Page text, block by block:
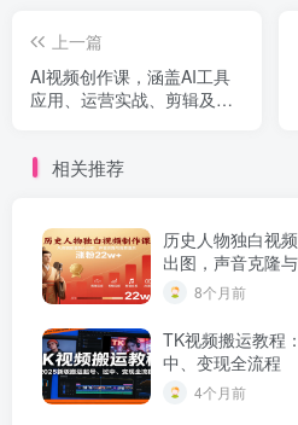
上一篇
AI视频创作课，涵盖AI工具
应用、运营实战、剪辑及拍
相关推荐
历史人物独白视
出图，声音克隆
8个月前
TK视频搬运教程
中、变现全流程
4个月前